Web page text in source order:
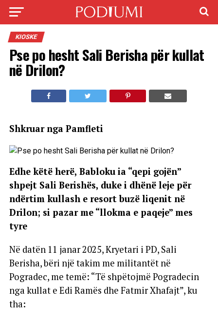
KIOSKE
Pse po hesht Sali Berisha për kullat
në Drilon?
Shkruar nga Pamfleti
Edhe këtë herë, Babloku ia “qepi gojën”
shpejt Sali Berishës, duke i dhënë leje për
ndërtim kullash e resort buzë liqenit në
Drilon; si pazar me “llokma e paqeje” mes
tyre
Në datën 11 janar 2025, Kryetari i PD, Sali
Berisha, bëri një takim me militantët në
Pogradec, me temë: “Të shpëtojmë Pogradecin
nga kullat e Edi Ramës dhe Fatmir Xhafajt”, ku
tha: